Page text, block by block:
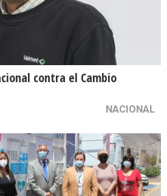
contra el Cambio
NACIONAL